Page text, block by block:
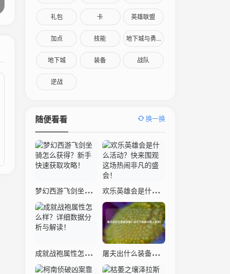
礼包 卡 英雄联盟
加点 技能 地下城与勇士
地下城 装备 战队
逆战
随便看看 换一换
梦幻西游飞剑坐骑怎么获得？新手快速获取攻略！ 欢乐英雄会是什么活动？快来围观这场热闹非凡的盛会！
成就战袍属性怎么样？详细数据分析与解读！ 屠夫出什么装备厉害？这几个出装让敌人害怕！